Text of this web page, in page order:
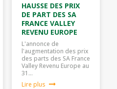
HAUSSE DES PRIX
DE PART DES SA
FRANCE VALLEY
REVENU EUROPE
L'annonce de
l'augmentation des prix
des parts des SA France
Valley Revenu Europe au
31…
Lire plus